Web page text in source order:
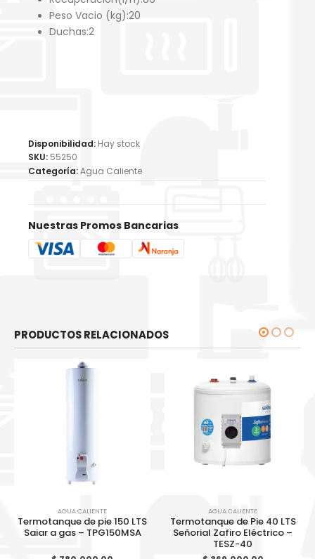
Peso Vacio (kg):20
Duchas:2
Disponibilidad: Hay stock
SKU: 55250
Categoría:Agua Caliente
Nuestras Promos Bancarias
PRODUCTOS RELACIONADOS
AGUA CALIENTE
Termotanque de pie 150 LTS
Saiar a gas – TPG150MSA
AGUA CALIENTE
Termotanque de Pie 40 LTS
Señorial Zafiro Eléctrico –
TESZ-40